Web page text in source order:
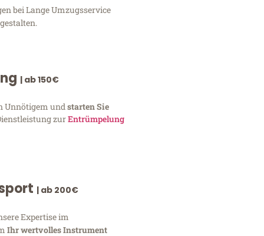
bei Lange Umzugsservice
| ab 150€
Unnötigem und starten Sie
zurEntrümpelung
| ab 200€
Expertise im
Ihr wertvolles Instrument